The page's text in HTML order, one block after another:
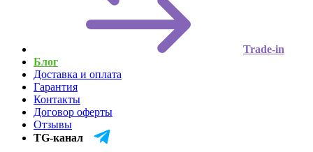
Trade-in
Блог
Доставка и оплата
Гарантия
Контакты
Договор оферты
Отзывы
TG-канал